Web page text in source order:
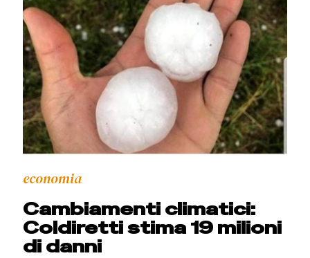
economia
Cambiamenti climatici:
Coldiretti stima 19 milioni
di danni